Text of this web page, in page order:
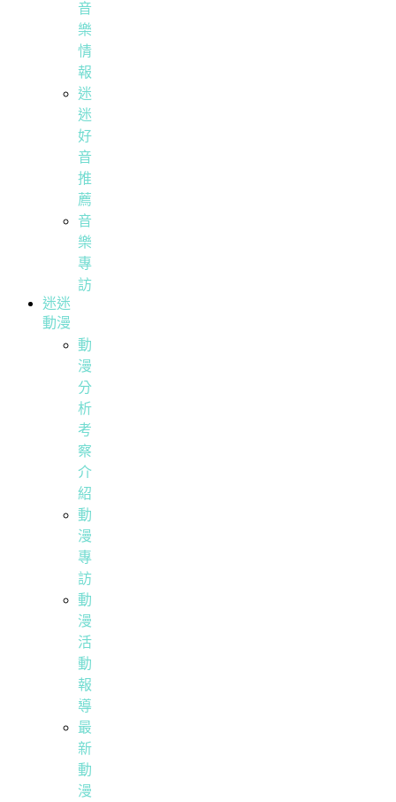
音
樂
情
報
迷
迷
好
音
推
薦
音
樂
專
訪
迷迷
動漫
動
漫
分
析
考
察
介
紹
動
漫
專
訪
動
漫
活
動
報
導
最
新
動
漫